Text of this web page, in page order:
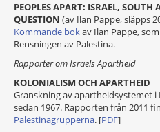
PEOPLES APART: ISRAEL,
QUESTION (av Ilan Pappe, släpps
Kommande bokav Ilan Pappe,
Rensningen av Palestina.
Rapporter om Israels Apartheid
KOLONIALISM OCH APARTHEID
Granskning av apartheidsystemet
sedan 1967. Rapporten från 2011
Palestinagrupperna. [PDF]